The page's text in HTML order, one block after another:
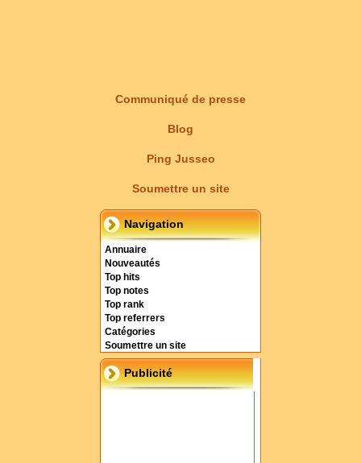
Communiqué de presse
Blog
Ping Jusseo
Soumettre un site
Navigation
Annuaire
Nouveautés
Top hits
Top notes
Top rank
Top referrers
Catégories
Soumettre un site
Publicité